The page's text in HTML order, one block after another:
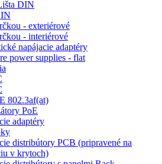
DIN
- exteriérové
- interiérové
napájacie adaptéry
power supplies - flat
802.3af(at)
PoE
adaptéry
distribútory PCB (pripravené na
v krytoch)